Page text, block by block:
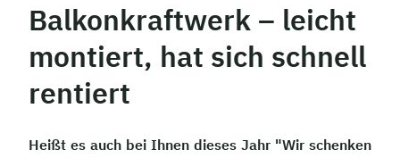
Balkonkraftwerk – leicht
montiert, hat sich schnell
rentiert
Heißt es auch bei Ihnen dieses Jahr "Wir schenken